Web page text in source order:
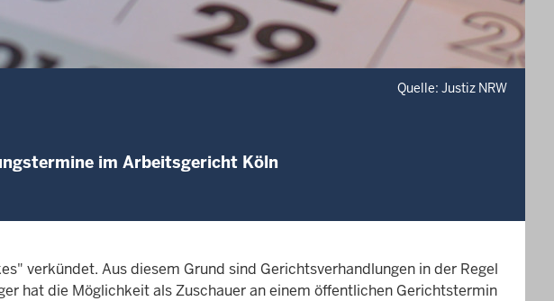
Quelle: Justiz NRW
im Arbeitsgericht Köln
verkündet. Aus diesem Grund sind Gerichtsverhandlungen in der Regel
hat die Möglichkeit als Zuschauer an einem öffentlichen Gerichtstermin